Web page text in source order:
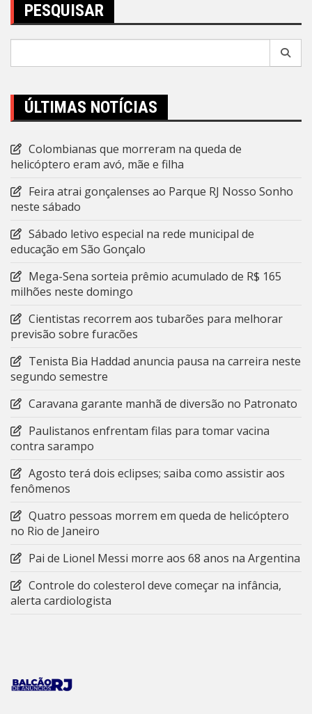
PESQUISAR
ÚLTIMAS NOTÍCIAS
Colombianas que morreram na queda de
helicóptero eram avó, mãe e filha
Feira atrai gonçalenses ao Parque RJ Nosso Sonho
neste sábado
Sábado letivo especial na rede municipal de
educação em São Gonçalo
Mega-Sena sorteia prêmio acumulado de R$ 165
milhões neste domingo
Cientistas recorrem aos tubarões para melhorar
previsão sobre furacões
Tenista Bia Haddad anuncia pausa na carreira neste
segundo semestre
Caravana garante manhã de diversão no Patronato
Paulistanos enfrentam filas para tomar vacina
contra sarampo
Agosto terá dois eclipses; saiba como assistir aos
fenômenos
Quatro pessoas morrem em queda de helicóptero
no Rio de Janeiro
Pai de Lionel Messi morre aos 68 anos na Argentina
Controle do colesterol deve começar na infância,
alerta cardiologista